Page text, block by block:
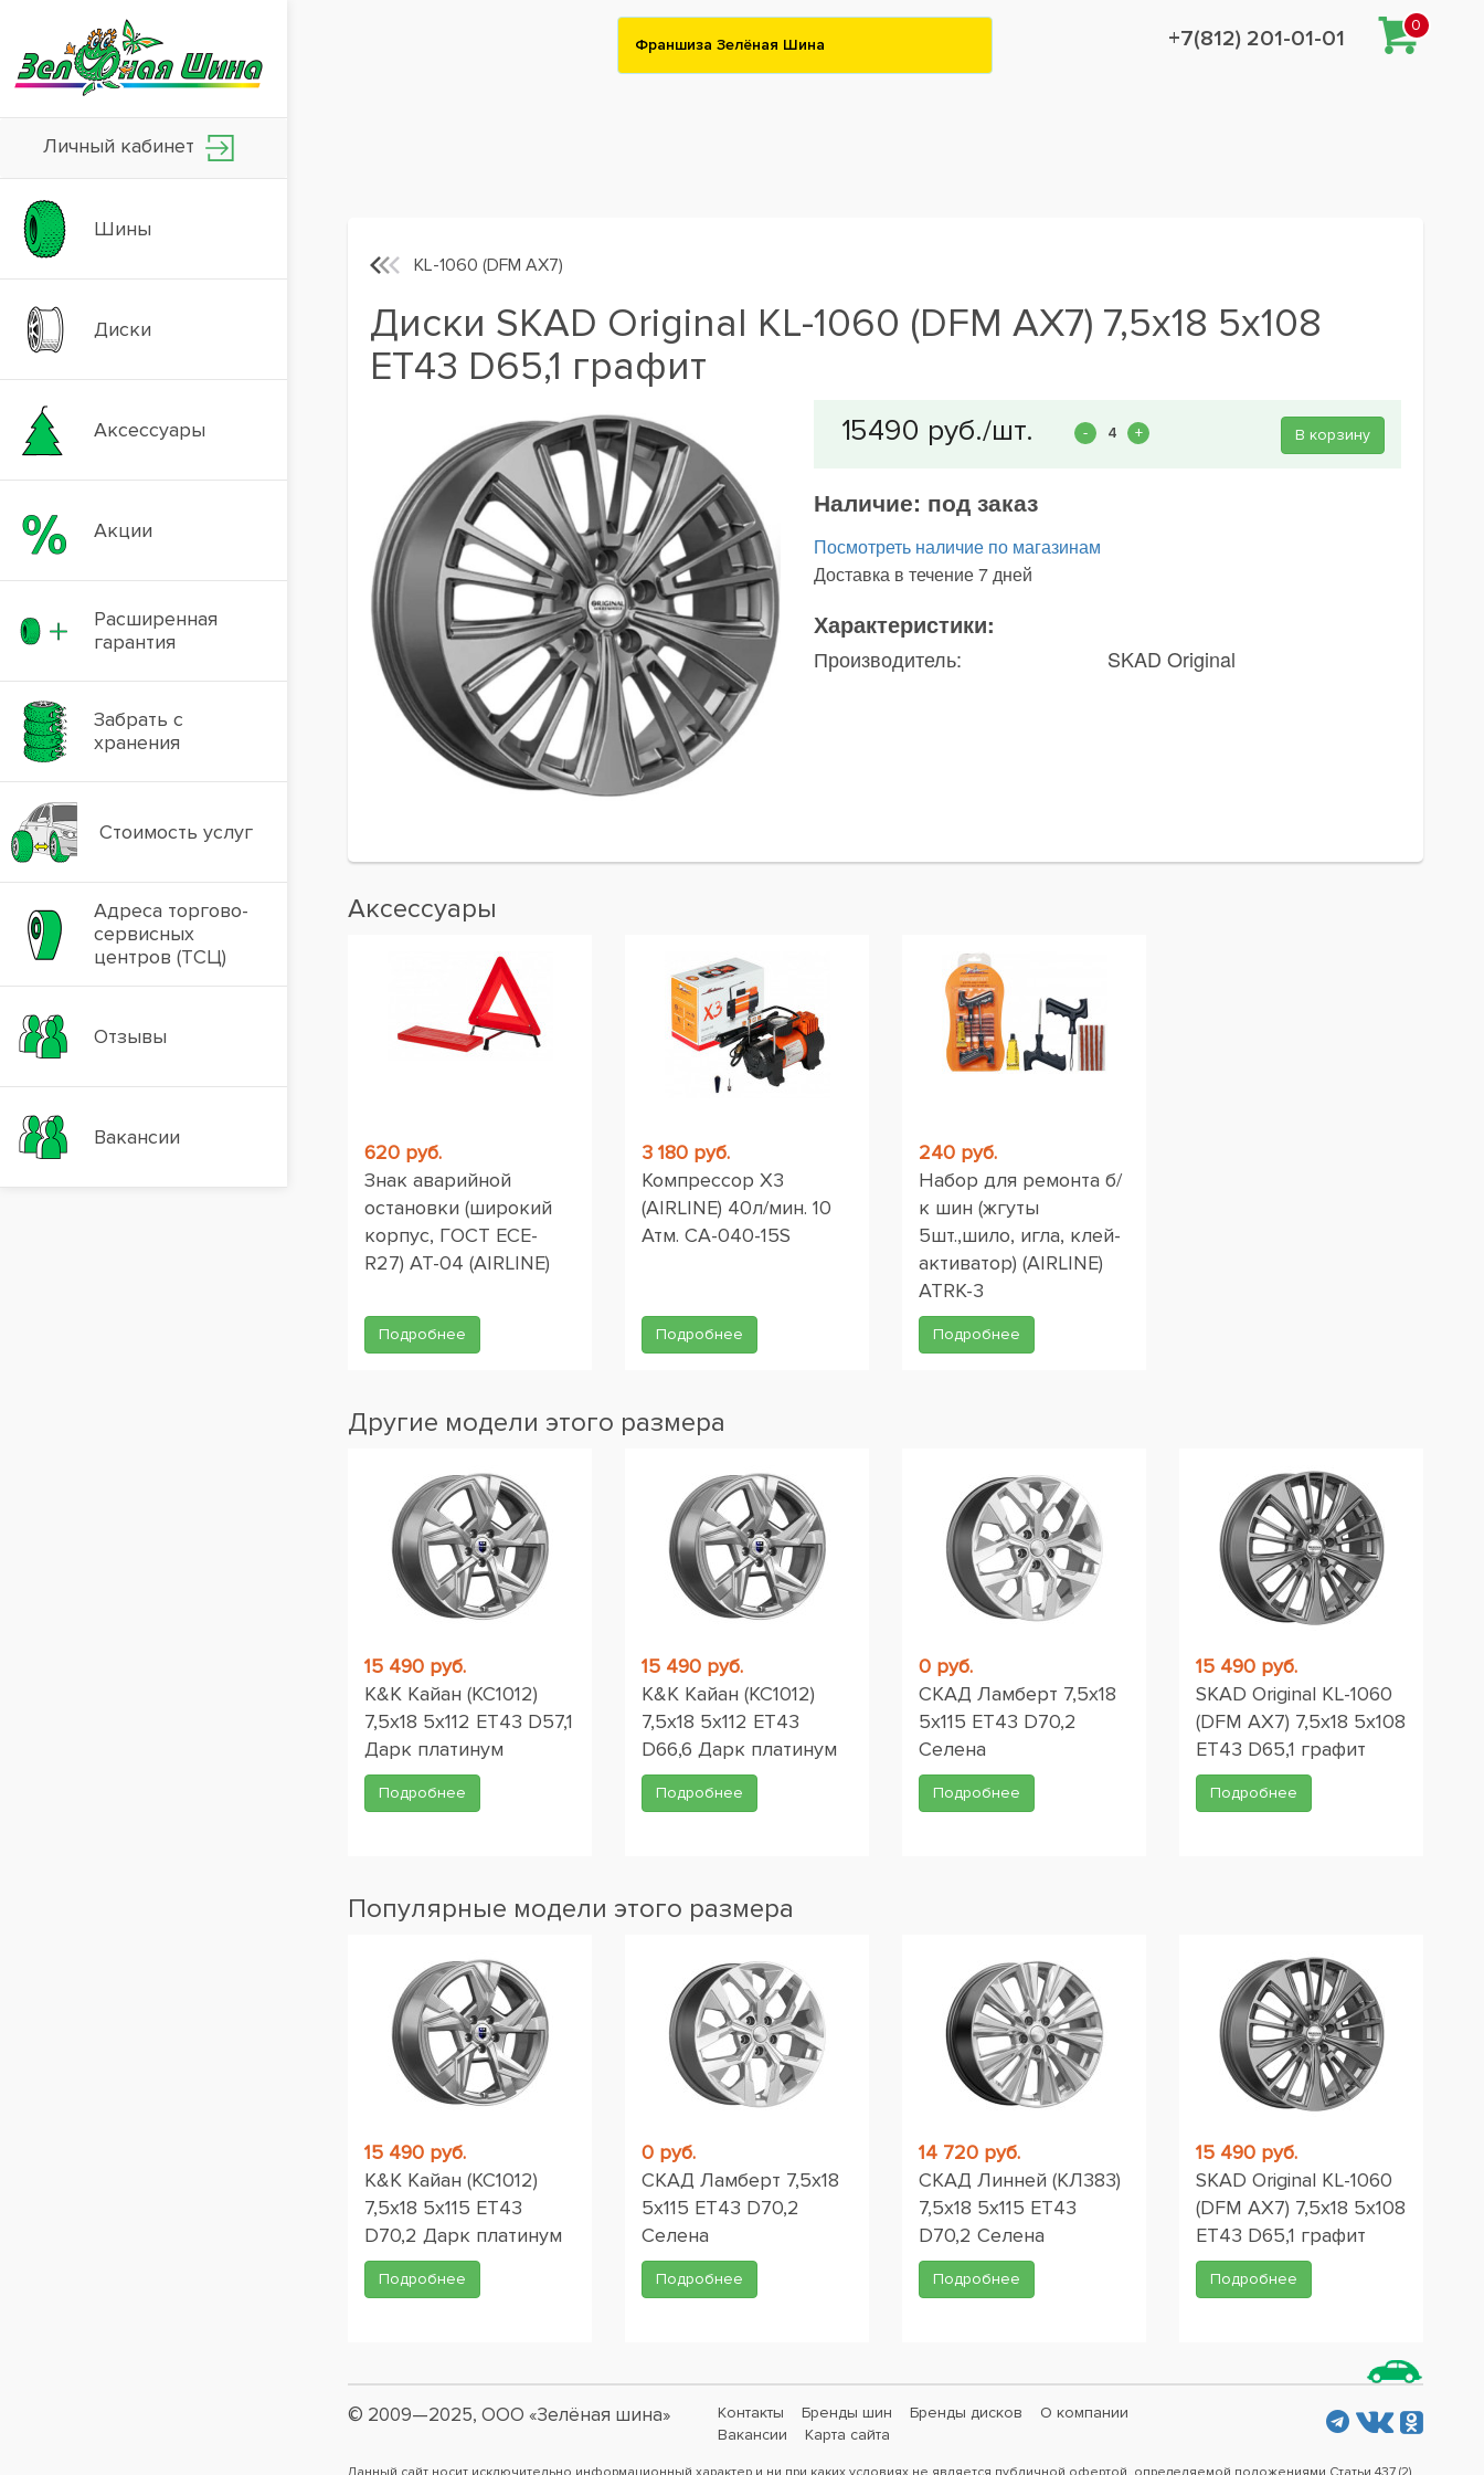
Личный кабинет
Шины
Диски
Аксессуары
Акции
Расширенная
гарантия
Забрать с
хранения
Стоимость услуг
Адреса торгово-
сервисных
центров (ТСЦ)
Отзывы
Вакансии
Франшиза Зелёная Шина +7(812) 201-01-01
0
KL-1060 (DFM AX7)
Диски SKAD Original KL-1060 (DFM AX7) 7,5x18 5x108
ET43 D65,1 графит
В корзину
Наличие: под заказ
Посмотреть наличие по магазинам
Доставка в течение 7 дней
Характеристики:
Производитель: SKAD Original
Аксессуары
620 руб.
Знак аварийной
остановки (широкий
корпус, ГОСТ ЕСЕ-
R27) AT-04 (AIRLINE)
Подробнее
3 180 руб.
Компрессор X3
(AIRLINE) 40л/мин. 10
Атм. CA-040-15S
Подробнее
240 руб.
Набор для ремонта б/
к шин (жгуты
5шт.,шило, игла, клей-
активатор) (AIRLINE)
ATRK-3
Подробнее
Другие модели этого размера
15 490 руб.
K&K Кайан (КС1012)
7,5x18 5x112 ET43 D57,1
Дарк платинум
Подробнее
15 490 руб.
K&K Кайан (КС1012)
7,5x18 5x112 ET43
D66,6 Дарк платинум
Подробнее
0 руб.
СКАД Ламберт 7,5x18
5x115 ET43 D70,2
Селена
Подробнее
15 490 руб.
SKAD Original KL-1060
(DFM AX7) 7,5x18 5x108
ET43 D65,1 графит
Подробнее
Популярные модели этого размера
15 490 руб.
K&K Кайан (КС1012)
7,5x18 5x115 ET43
D70,2 Дарк платинум
Подробнее
0 руб.
СКАД Ламберт 7,5x18
5x115 ET43 D70,2
Селена
Подробнее
14 720 руб.
СКАД Линней (КЛ383)
7,5x18 5x115 ET43
D70,2 Селена
Подробнее
15 490 руб.
SKAD Original KL-1060
(DFM AX7) 7,5x18 5x108
ET43 D65,1 графит
Подробнее
© 2009—2025, ООО «Зелёная шина» Контакты Бренды шин Бренды дисков
О компании
Вакансии
Карта сайта